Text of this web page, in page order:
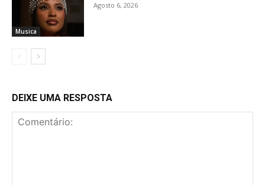
Musica
Agosto 6, 2026
DEIXE UMA RESPOSTA